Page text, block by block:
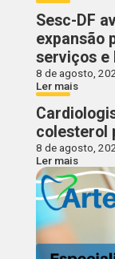
Sesc-DF
expansão
serviços e
8 de agosto,
Ler mais
colesterol
8 de agosto,
Ler mais